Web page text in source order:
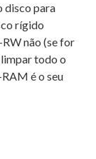
disco para
rígido
não (se for
todo o
é o seu